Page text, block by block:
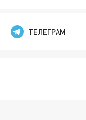
ТЕЛЕГРАМ